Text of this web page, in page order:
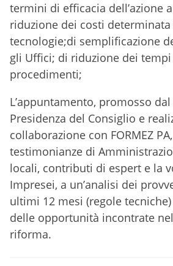
termini di efficacia dell’azione
riduzione dei costi determinata
tecnologie;di semplificazione
gli Uffici; di riduzione dei tempi
procedimenti;
L’appuntamento, promosso
Presidenza del Consiglio e
collaborazione con FORMEZ
testimonianze di
locali, contributi di espert e la
Impresei, a un’analisi dei
ultimi 12 mesi (regole
delle opportunità incontrate
riforma.